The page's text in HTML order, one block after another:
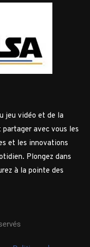
jeu vidéo et de la
avec vous les
et les innovations
Plongez dans
à la pointe des